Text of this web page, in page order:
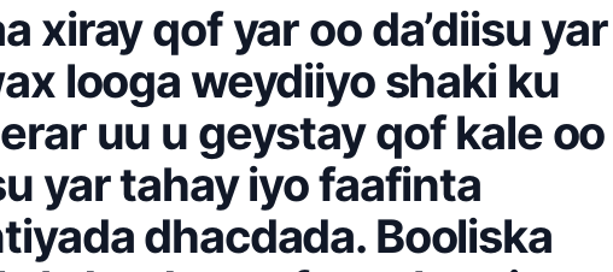
xiray qof yar oo da’diisu yar
looga weydiiyo shaki ku
uu u geystay qof kale oo
yar tahay iyo faafinta
dhacdada. Booliska